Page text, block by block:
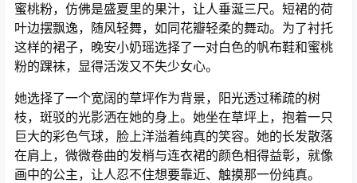
蜜桃粉，仿佛是盛夏里的果汁，让人垂涎三尺。短裙的荷
叶边摆飘逸，随风轻舞，如同花瓣轻柔的舞动。为了衬托
这样的裙子，晚安小奶瑶选择了一对白色的帆布鞋和蜜桃
粉的踝袜，显得活泼又不失少女心。
她选择了一个宽阔的草坪作为背景，阳光透过稀疏的树
枝，斑驳的光影洒在她的身上。她坐在草坪上，抱着一只
巨大的彩色气球，脸上洋溢着纯真的笑容。她的长发散落
在肩上，微微卷曲的发梢与连衣裙的颜色相得益彰，就像
画中的公主，让人忍不住想要靠近、触摸那一份纯真。